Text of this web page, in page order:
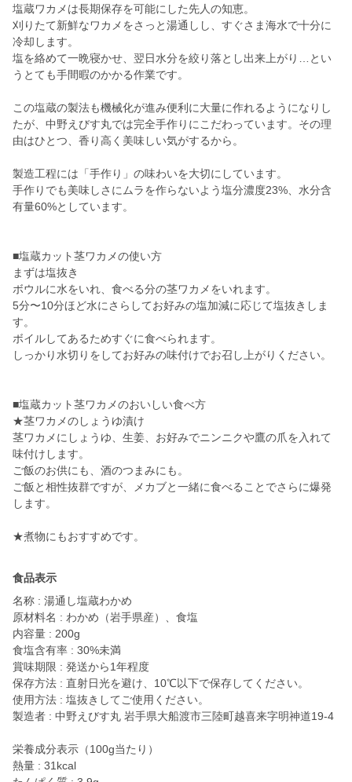
塩蔵ワカメは長期保存を可能にした先人の知恵。
刈りたて新鮮なワカメをさっと湯通しし、すぐさま海水で十分に
冷却します。
塩を絡めて一晩寝かせ、翌日水分を絞り落とし出来上がり…とい
うとても手間暇のかかる作業です。
この塩蔵の製法も機械化が進み便利に大量に作れるようになりし
たが、中野えびす丸では完全手作りにこだわっています。その理
由はひとつ、香り高く美味しい気がするから。
製造工程には「手作り」の味わいを大切にしています。
手作りでも美味しさにムラを作らないよう塩分濃度23%、水分含
有量60%としています。
■塩蔵カット茎ワカメの使い方
まずは塩抜き
ボウルに水をいれ、食べる分の茎ワカメをいれます。
5分〜10分ほど水にさらしてお好みの塩加減に応じて塩抜きしま
す。
ボイルしてあるためすぐに食べられます。
しっかり水切りをしてお好みの味付けでお召し上がりください。
■塩蔵カット茎ワカメのおいしい食べ方
★茎ワカメのしょうゆ漬け
茎ワカメにしょうゆ、生姜、お好みでニンニクや鷹の爪を入れて
味付けします。
ご飯のお供にも、酒のつまみにも。
ご飯と相性抜群ですが、メカブと一緒に食べることでさらに爆発
します。
★煮物にもおすすめです。
食品表示
名称 : 湯通し塩蔵わかめ
原材料名 : わかめ（岩手県産）、食塩
内容量 : 200g
食塩含有率 : 30%未満
賞味期限 : 発送から1年程度
保存方法 : 直射日光を避け、10℃以下で保存してください。
使用方法 : 塩抜きしてご使用ください。
製造者 : 中野えびす丸 岩手県大船渡市三陸町越喜来字明神道19-4
栄養成分表示（100g当たり）
熱量 : 31kcal